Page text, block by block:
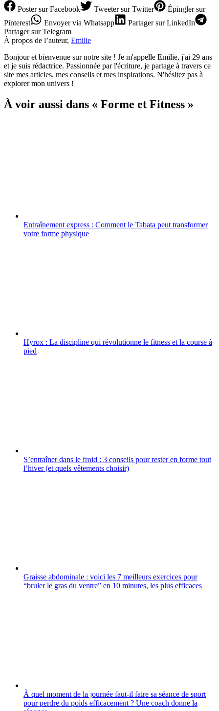
Postersur Facebook Tweetersur Twitter Épinglersur
Pinterest
Envoyervia Whatsapp Partagersur LinkedIn
Partagersur Telegram
À propos de l’auteur, Emilie
Bonjour et bienvenue sur notre site ! Je m'appelle Emilie, j'ai 29 ans
et je suis rédactrice. Passionnée par l'écriture, je partage à travers ce
site mes articles, mes conseils et mes inspirations. N'hésitez pas à
explorer mon univers !
À voir aussi dans « Forme et Fitness »
Entraînement express : Comment le Tabata peut transformer
votre forme physique
Hyrox : La discipline qui révolutionne le fitness et la course à
pied
S’entraîner dans le froid : 3 conseils pour rester en forme tout
l’hiver (et quels vêtements choisir)
Graisse abdominale : voici les 7 meilleurs exercices pour
“bruler le gras du ventre” en 10 minutes, les plus efficaces
À quel moment de la journée faut-il faire sa séance de sport
pour perdre du poids efficacement ? Une coach donne la